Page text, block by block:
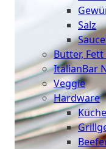
Salz
Butter,
ItalianBar
Veggie
Hardware